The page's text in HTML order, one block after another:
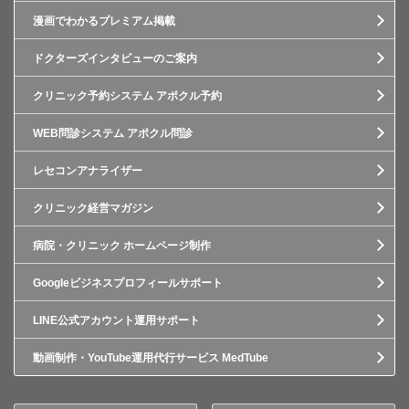
漫画でわかるプレミアム掲載
ドクターズインタビューのご案内
クリニック予約システム アポクル予約
WEB問診システム アポクル問診
レセコンアナライザー
クリニック経営マガジン
病院・クリニック ホームページ制作
Googleビジネスプロフィールサポート
LINE公式アカウント運用サポート
動画制作・YouTube運用代行サービス MedTube